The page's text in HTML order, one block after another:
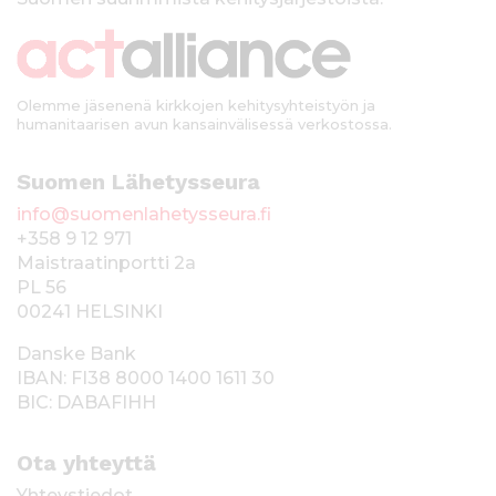
Olemme jäsenenä kirkkojen kehitysyhteistyön ja
humanitaarisen avun kansainvälisessä verkostossa.
Suomen Lähetysseura
info@suomenlahetysseura.fi
+358 9 12 971
Maistraatinportti 2a
PL 56
00241 HELSINKI
Danske Bank
IBAN: FI38 8000 1400 1611 30
BIC: DABAFIHH
Ota yhteyttä